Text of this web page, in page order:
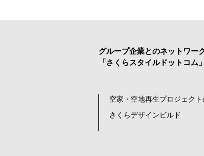
グループ企業とのネットワー
「さくらスタイルドットコム」
空家・空地再生プロジェク
さくらデザインビルド